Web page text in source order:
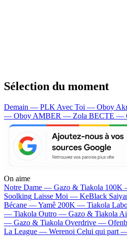
Sélection du moment
Demain — PLK Avec Toi — Oboy
— Oboy AMBER — Zola BECTE —
On aime
Notre Dame — Gazo & Tiakola 100K
Soolking Laisse Moi — KeBlack
Bécane —Yamê 200K — Tiakola
— Tiakola Outro — Gazo & Tiakola
— Gazo & Tiakola Overdrive —
La League — Werenoi Celui qui part